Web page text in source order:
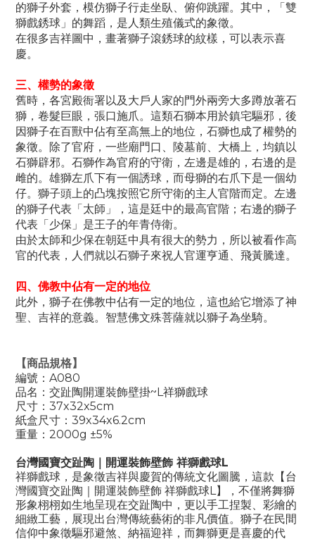
的獅子外套，模仿獅子行走坐臥、俯仰跳躍。其中，「雙
獅戲銹球」的舞蹈，是人類生殖儀式的象徵。
在很多吉祥圖中，畫著獅子滾銹球的紋樣，可以表示喜
慶。
三、權勢的象徵
舊時，各宮殿衙署以及大戶人家的門外兩旁大多蹲放著石
獅，卷髮巨眼，張口施爪。這類石獅本用於鎮宅驅邪，後
因獅子在百獸中佔有至高無上的地位，石獅也成了權勢的
象徵。除了官府，一些廟門口、陵墓前、大橋上，均鎮以
石獅辟邪。石獅作為官府的守衛，左邊是雄的，右邊的是
雌的。雄獅左爪下有一個誘球，而母獅的右爪下是一個幼
仔。獅子頭上的凸塊按照它所守衛的主人官階而定。左邊
的獅子代表「太師」，這是廷中的最高官階；右邊的獅子
代表「少保」是王子的年青侍衛。
由於太師和少保在朝廷中具有很大的勢力，所以被看作高
官的代表，人們就以石獅子來祝人官運亨通、飛黃騰達。
四、佛教中佔有一定的地位
此外，獅子在佛教中佔有一定的地位，這也給它增添了神
聖、吉祥的意義。智慧佛文殊菩薩就以獅子為坐騎。
【商品規格】
編號：A080
品名：交趾陶開運裝飾壁掛~L祥獅戲球
尺寸：37x32x5cm
紙盒尺寸：39x34x6.2cm
重量：2000g ±5%
台灣國寶交趾陶｜開運裝飾壁飾 祥獅戲球L
祥獅戲球，是象徵吉祥與慶賀的傳統文化圖騰，這款【台
灣國寶交趾陶｜開運裝飾壁飾 祥獅戲球L】，不僅將舞獅
形象栩栩如生地呈現在交趾陶中，更以手工捏製、彩繪的
細緻工藝，展現出台灣傳統藝術的非凡價值。獅子在民間
信仰中象徵驅邪避煞、納福迎祥，而舞獅更是喜慶的代